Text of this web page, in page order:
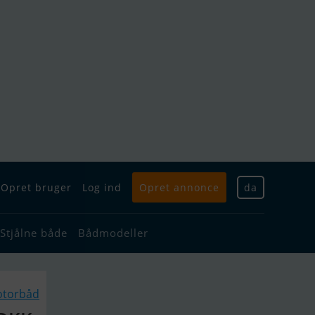
Opret bruger Log ind Opret annonce da
Stjålne både Bådmodeller